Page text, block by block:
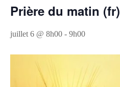
Prière du matin (fr)
juillet 6 @ 8h00 - 9h00